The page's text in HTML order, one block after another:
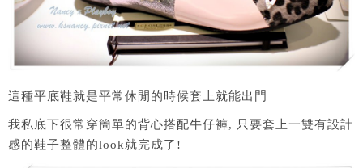
這種平底鞋就是平常休閒的時候套上就能出門
我私底下很常穿簡單的背心搭配牛仔褲, 只要套上一雙有設計
感的鞋子整體的look就完成了!